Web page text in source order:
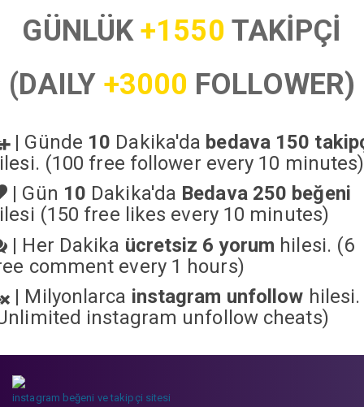
GÜNLÜK+1550 TAKİPÇİ
(DAILY +3000 FOLLOWER)
| Günde 10 Dakika'da bedava 150
(100 free follower every 10 minutes)
| Gün 10 Dakika'da Bedava 250 beğeni
(150 free likes every 10 minutes)
| Her Dakika ücretsiz 6 yorum hilesi. (6
comment every 1 hours)
| Milyonlarca instagram unfollow hilesi.
instagram unfollow cheats)
instagram beğeni ve takipçi sitesi